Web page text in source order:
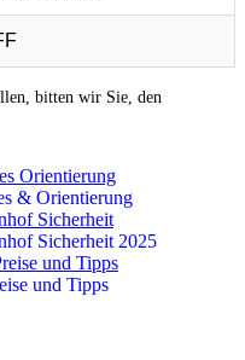
bitten wir Sie, den
& Orientierung
Sicherheit 2025
und Tipps